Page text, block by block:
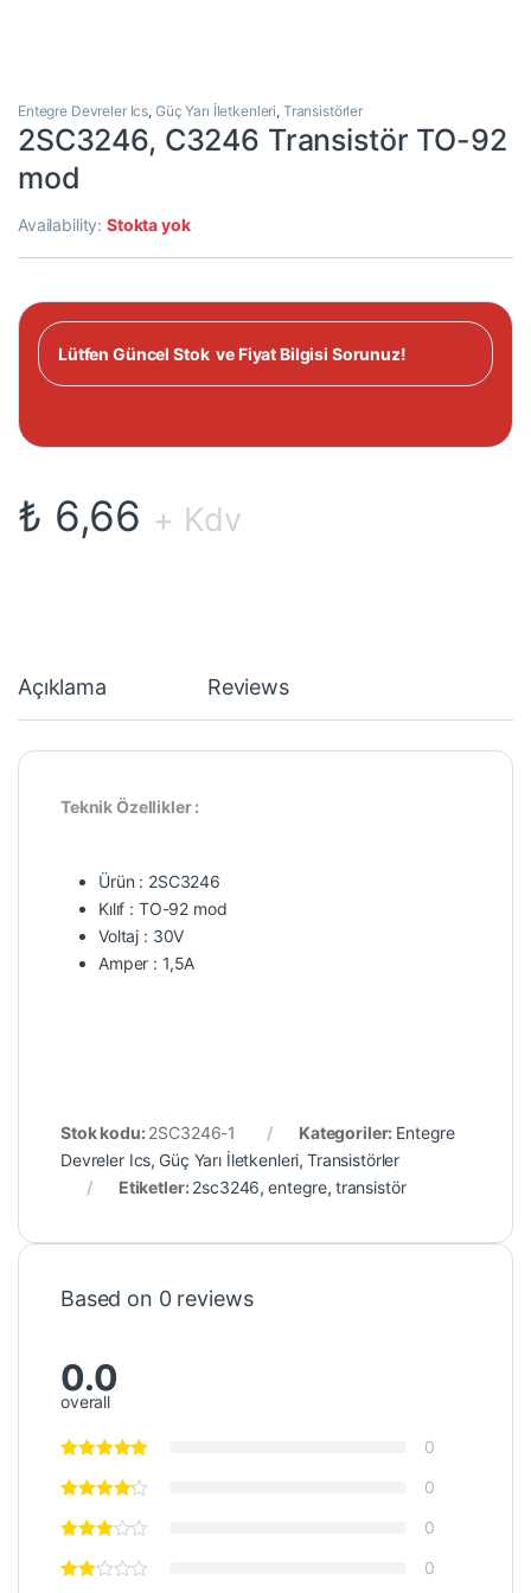
Entegre Devreler Ics, Güç Yarı İletkenleri, Transistörler
2SC3246, C3246 Transistör TO-92
mod
Availability:Stokta yok
Lütfen Güncel Stok ve Fiyat Bilgisi Sorunuz!
₺ 6,66 + Kdv
Açıklama Reviews
Teknik Özellikler :
Ürün : 2SC3246
Kılıf : TO-92 mod
Voltaj : 30V
Amper : 1,5A
Stok kodu: 2SC3246-1 Kategoriler: Entegre
Devreler Ics, Güç Yarı İletkenleri, Transistörler
Etiketler: 2sc3246,entegre, transistör
Based on 0 reviews
0.0
overall
0
0
0
0